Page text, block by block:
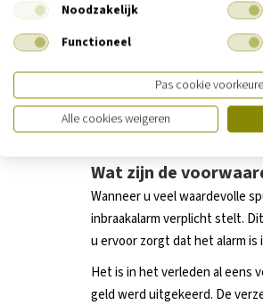
De juiste verzekering
Wanneer u een
bijvoorbeeld speciale
inboedelverzekering afsluit.
kostbaarhedenverzekering
kostbaarhedenverzekering,
Wat zijn de
Wanneer u veel waardevolle
inbraakalarm verplicht stelt.
u ervoor zorgt dat het alarm
Het is in het verleden al eens
geld werd uitgekeerd. De
Noodzakelijk
Functioneel
Pas cookie
Alle cookies weigeren